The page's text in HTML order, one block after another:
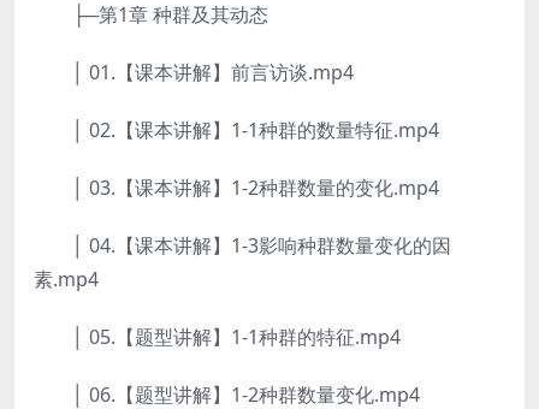
├─第1章 种群及其动态
│ 01.【课本讲解】前言访谈.mp4
│ 02.【课本讲解】1-1种群的数量特征.mp4
│ 03.【课本讲解】1-2种群数量的变化.mp4
│ 04.【课本讲解】1-3影响种群数量变化的因
素.mp4
│ 05.【题型讲解】1-1种群的特征.mp4
│ 06.【题型讲解】1-2种群数量变化.mp4